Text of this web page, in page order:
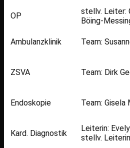
OP
stellv. Leiter:
Böing-
Ambulanzklinik Team:
ZSVA Team: Dirk
Endoskopie Team: Gisela
Kard. Diagnostik
Leiterin:
stellv.